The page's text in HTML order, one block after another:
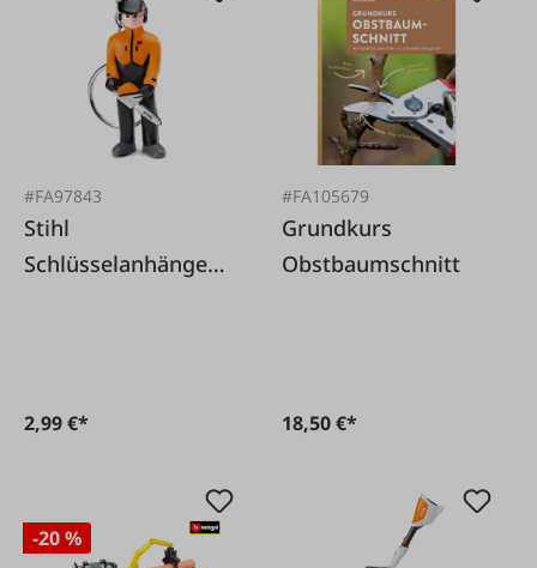
#FA97843
Stihl
Schlüsselanhänger
2,99 €*
#FA105679
Grundkurs
Obstbaumschnitt
18,50 €*
-20 %